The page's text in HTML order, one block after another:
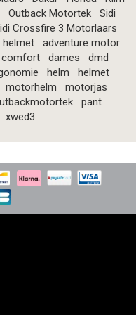
Outback Motortek
Sidi
Crossfire 3 Motorlaars
helmet
adventure motor
comfort dames
dmd
helm
helmet
motorhelm
motorjas
pant
xwed3